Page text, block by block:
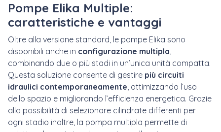
Pompe Elika Multiple:
caratteristiche e vantaggi
Oltre alla versione standard, le pompe Elika sono
disponibili anche in configurazione multipla,
combinando due o più stadi in un’unica unità compatta.
Questa soluzione consente di gestire più circuiti
idraulici contemporaneamente, ottimizzando l’uso
dello spazio e migliorando l’efficienza energetica. Grazie
alla possibilità di selezionare cilindrate differenti per
ogni stadio inoltre, la pompa multipla permette di